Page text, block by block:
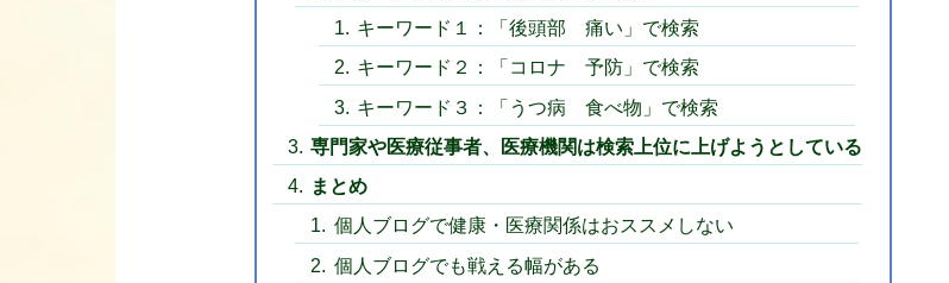
キーワード１：「後頭部 痛い」で検索
キーワード２：「コロナ 予防」で検索
キーワード３：「うつ病 食べ物」で検索
専門家や医療従事者、医療機関は検索上位に上げようとしている
まとめ
個人ブログで健康・医療関係はおススメしない
個人ブログでも戦える幅がある